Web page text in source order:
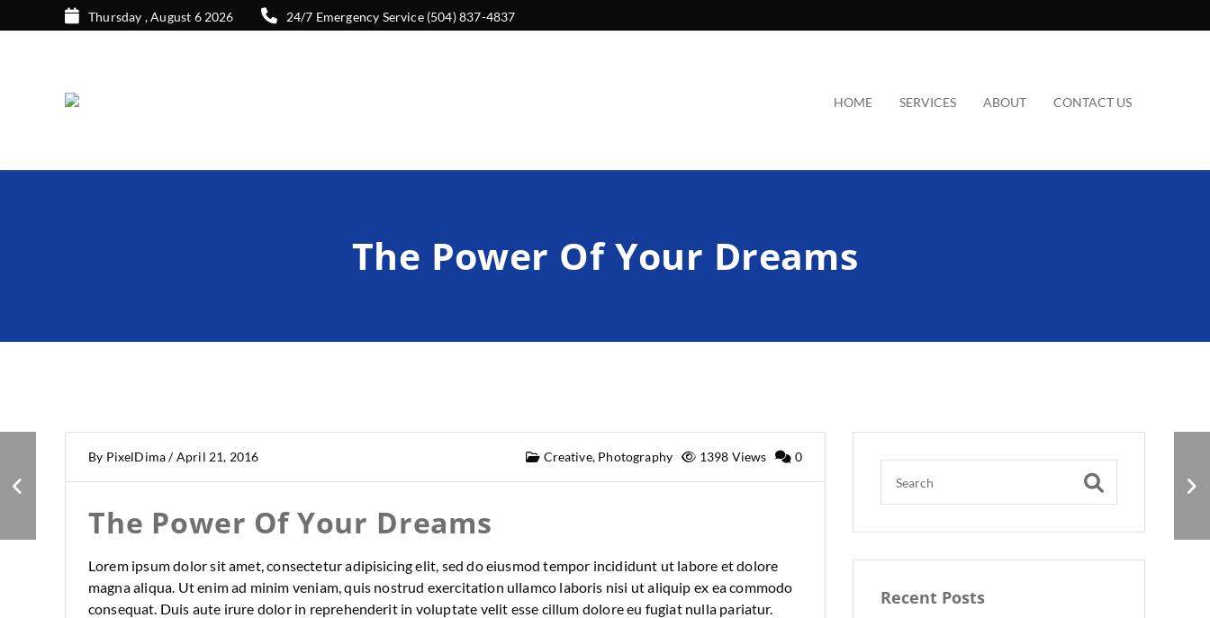
Thursday , August 6 2026 24/7 Emergency Service (504) 837-4837
HOME SERVICES ABOUT CONTACT US
The Power Of Your Dreams
Motivate Yourself
Fire Up Your
By PixelDima / April 21, 2016 Creative, Photography 1398 Views 0
The Power Of Your Dreams
Lorem ipsum dolor sit amet, consectetur adipisicing elit, sed do eiusmod tempor incididunt ut labore et dolore
magna aliqua. Ut enim ad minim veniam, quis nostrud exercitation ullamco laboris nisi ut aliquip ex ea commodo
consequat. Duis aute irure dolor in reprehenderit in voluptate velit esse cillum dolore eu fugiat nulla pariatur.
Recent Posts